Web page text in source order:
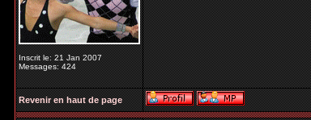
Inscrit le: 21 Jan 2007
Messages: 424
Revenir en haut de page